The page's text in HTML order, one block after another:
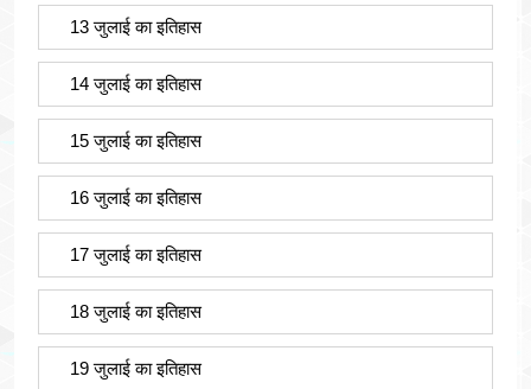
13 जुलाई का इतिहास
14 जुलाई का इतिहास
15 जुलाई का इतिहास
16 जुलाई का इतिहास
17 जुलाई का इतिहास
18 जुलाई का इतिहास
19 जुलाई का इतिहास